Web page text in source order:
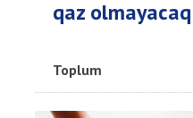
qaz olmayacaq
Toplum